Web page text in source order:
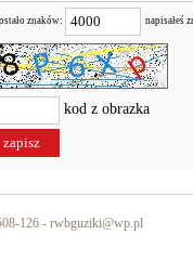
znaków: napisałeś
kod z obrazka
126 - rwbguziki@wp.pl